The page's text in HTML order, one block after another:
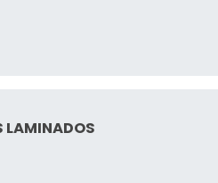
LAMINADOS